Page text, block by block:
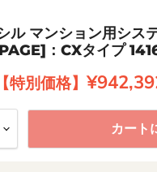
ル マンション用シス
：CXタイプ
現在の
カート